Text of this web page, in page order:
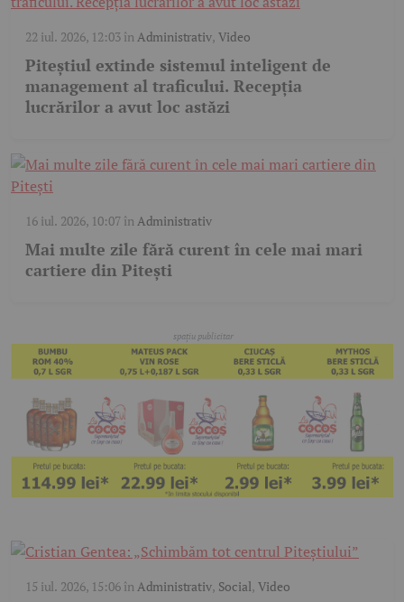
22 iul. 2026, 12:03înAdministrativ, Video
Piteștiul extinde sistemul inteligent de
management al traficului. Recepția
lucrărilor a avut loc astăzi
16 iul. 2026, 10:07înAdministrativ
Mai multe zile fără curent în cele mai mari
cartiere din Pitești
15 iul. 2026, 15:06înAdministrativ, Social, Video